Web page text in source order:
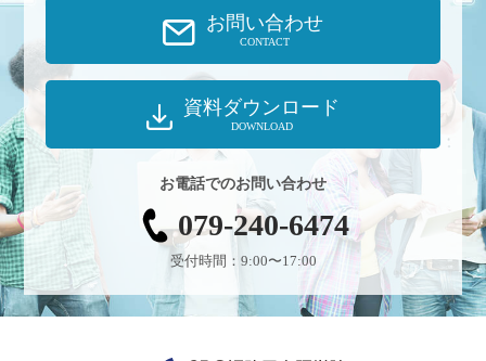
お問い合わせ
CONTACT
資料ダウンロード
DOWNLOAD
お電話でのお問い合わせ
079-240-6474
受付時間：9:00〜17:00